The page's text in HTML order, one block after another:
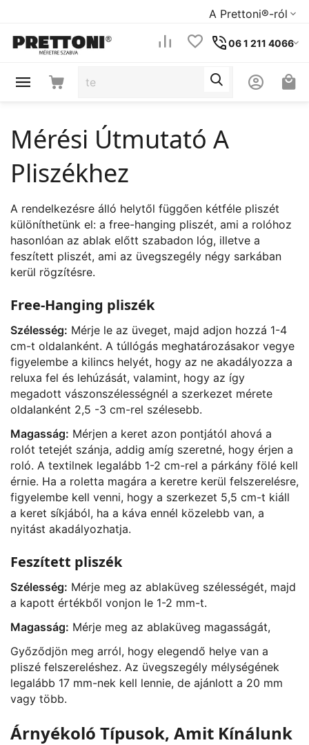
A Prettoni®-ról
06 1 211 4066
Mérési Útmutató A
Pliszékhez
A rendelkezésre álló helytől függően kétféle pliszét
különíthetünk el: a free-hanging pliszét, ami a rolóhoz
hasonlóan az ablak előtt szabadon lóg, illetve a
feszített pliszét, ami az üvegszegély négy sarkában
kerül rögzítésre.
Free-Hanging pliszék
Szélesség: Mérje le az üveget, majd adjon hozzá 1-4
cm-t oldalanként. A túllógás meghatározásakor vegye
figyelembe a kilincs helyét, hogy az ne akadályozza a
reluxa fel és lehúzását, valamint, hogy az így
megadott vászonszélességnél a szerkezet mérete
oldalanként 2,5 -3 cm-rel szélesebb.
Magasság: Mérjen a keret azon pontjától ahová a
rolót tetejét szánja, addig amíg szeretné, hogy érjen a
roló. A textilnek legalább 1-2 cm-rel a párkány fölé kell
érnie. Ha a roletta magára a keretre kerül felszerelésre,
figyelembe kell venni, hogy a szerkezet 5,5 cm-t kiáll
a keret síkjából, ha a káva ennél közelebb van, a
nyitást akadályozhatja.
Feszített pliszék
Szélesség: Mérje meg az ablaküveg szélességét, majd
a kapott értékből vonjon le 1-2 mm-t.
Magasság: Mérje meg az ablaküveg magasságát,
Győződjön meg arról, hogy elegendő helye van a
pliszé felszereléshez. Az üvegszegély mélységének
legalább 17 mm-nek kell lennie, de ajánlott a 20 mm
vagy több.
Árnyékoló Típusok, Amit Kínálunk